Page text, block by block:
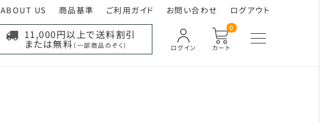
ABOUT US 商品基準 ご利用ガイド お問い合わせ ログアウト
カート
0
ログイン
11,000円以上で送料割引
または無料 （一部商品のぞく）